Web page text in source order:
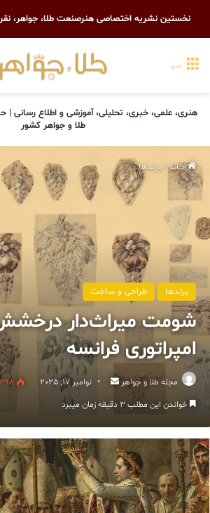
نخستین نشریه اختصاصی هنرصنعت طلا، جواهر،
منو
هنری، علمی، خبری، تحلیلی، آموزشی و اطلاع رسانی
طلا و جواهر کشور
خانه/برندها
برندها طراحی و ساخت
شومت میراث‌دار
امپراتوری فرانسه
مجله طلا و جواهر
ارسال نوامبر 17, 2025
خواندن این مطلب 3 دقیقه زمان میبرد